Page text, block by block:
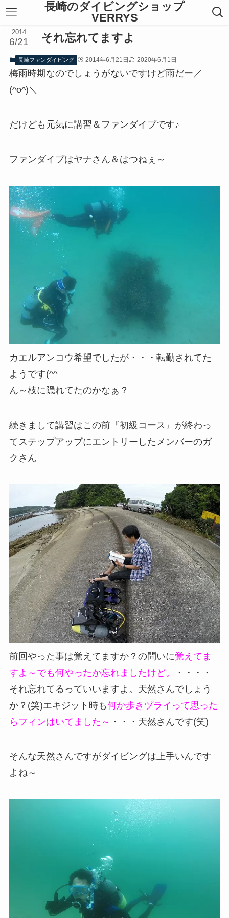
長崎のダイビングショップ
VERRYS
それ忘れてますよ
2014
6/21
長崎ファンダイビング 2014年6月21日 2020年6月1日
梅雨時期なのでしょうがないですけど雨だー／
(^o^)＼
だけども元気に講習＆ファンダイブです♪
ファンダイブはヤナさん＆はつねぇ～
カエルアンコウ希望でしたが・・・転勤されてた
ようです(^^ゞ
ん～枝に隠れてたのかなぁ？
続きまして講習はこの前『初級コース』が終わっ
てステップアップにエントリーしたメンバーのガ
クさん
前回やった事は覚えてますか？の問いに覚えてま
すよ～でも何やったか忘れましたけど。
・・・・
それ忘れてるっていいますよ。天然さんでしょう
か？(笑)エキジット時も何か歩きヅライって思った
らフィンはいてました～ ・・・天然さんです(笑)
そんな天然さんですがダイビングは上手いんです
よね～